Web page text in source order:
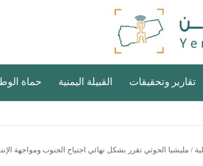
تقارير وتحقيقات القبيلة اليمنية حماة
/ مليشيا الحوثي تقرر بشكل نهائي اجتياح الجنوب ومواجهة